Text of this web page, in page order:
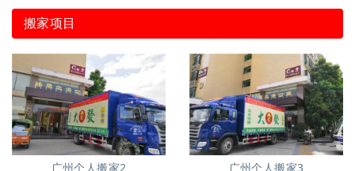
搬家项目
广州个人搬家2 广州个人搬家3